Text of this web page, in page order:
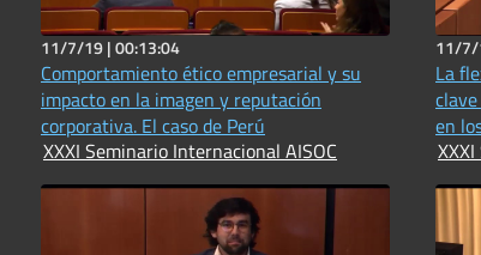
11/7/19 |00:13:04
Comportamiento ético empresarial y su
impacto en la imagen y reputación
corporativa. El caso de Perú
XXXI Seminario Internacional AISOC
11/7/
La
en